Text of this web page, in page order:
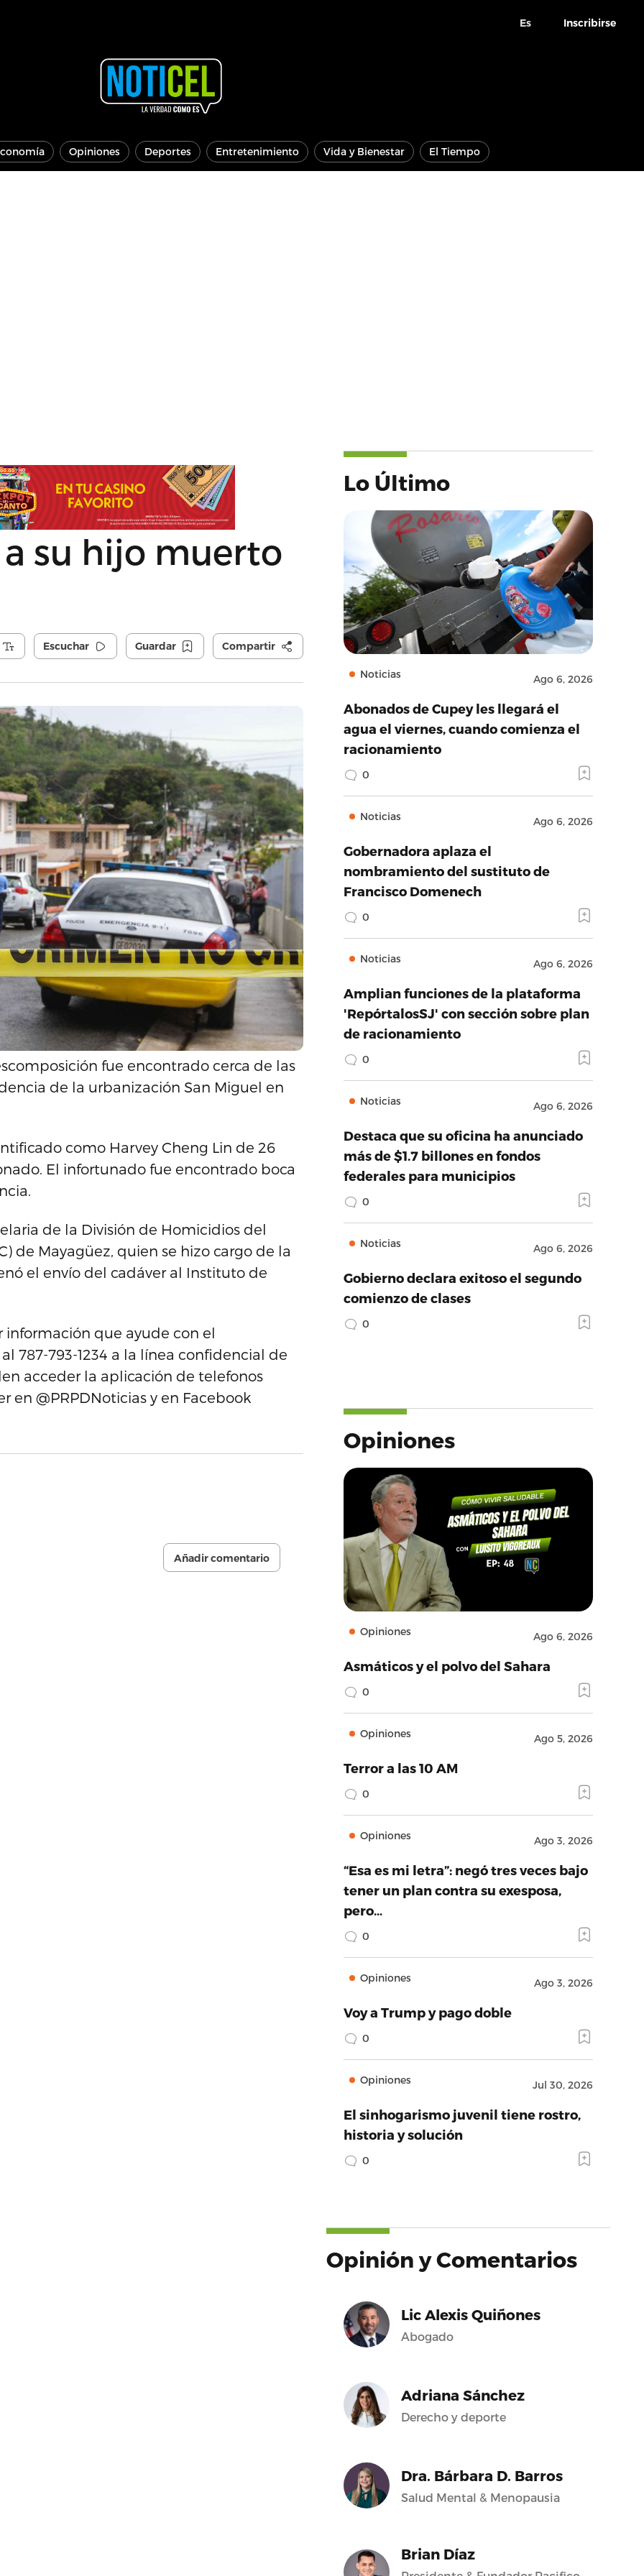
Es Inscribirse
Opiniones Deportes Entretenimiento Vida y Bienestar El Tiempo
su hijo muerto
Escuchar Guardar Compartir
fue encontrado cerca de las
de la urbanización San Miguel en
como Harvey Cheng Lin de 26
El infortunado fue encontrado boca
de la División de Homicidios del
de Mayagüez, quien se hizo cargo de la
el envío del cadáver al Instituto de
información que ayude con el
787-793-1234 a la línea confidencial de
acceder la aplicación de telefonos
en @PRPDNoticias y en Facebook
Añadir comentario
Lo Último
Noticias Ago 6, 2026
Abonados de Cupey les llegará el
agua el viernes, cuando comienza el
racionamiento
0
Noticias Ago 6, 2026
Gobernadora aplaza el
nombramiento del sustituto de
Francisco Domenech
0
Noticias Ago 6, 2026
Amplian funciones de la plataforma
'RepórtalosSJ' con sección sobre plan
de racionamiento
0
Noticias Ago 6, 2026
Destaca que su oficina ha anunciado
más de $1.7 billones en fondos
federales para municipios
0
Noticias Ago 6, 2026
Gobierno declara exitoso el segundo
comienzo de clases
0
Opiniones
Opiniones Ago 6, 2026
Asmáticos y el polvo del Sahara
0
Opiniones Ago 5, 2026
Terror a las 10 AM
0
Opiniones Ago 3, 2026
“Esa es mi letra”: negó tres veces bajo
tener un plan contra su exesposa,
pero…
0
Opiniones Ago 3, 2026
Voy a Trump y pago doble
0
Opiniones Jul 30, 2026
El sinhogarismo juvenil tiene rostro,
historia y solución
0
Opinión y Comentarios
Lic Alexis Quiñones
Abogado
Adriana Sánchez
Derecho y deporte
Dra. Bárbara D. Barros
Salud Mental & Menopausia
Brian Díaz